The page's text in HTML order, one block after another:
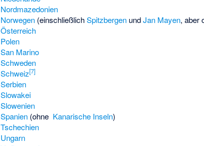
Nordmazedonien
Norwegen(einschließlichSpitzbergenundJan Mayen, aber
Österreich
Polen
San Marino
Schweden
Schweiz[7]
Serbien
Slowakei
Slowenien
Spanien(ohne Kanarische Inseln)
Tschechien
Ungarn